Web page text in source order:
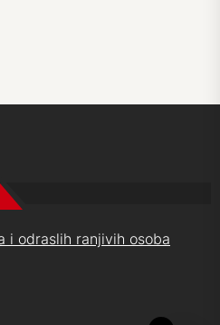
i odraslih ranjivih osoba